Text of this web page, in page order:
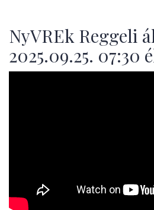
NyVREk Reggeli
2025.09.25. 07:30